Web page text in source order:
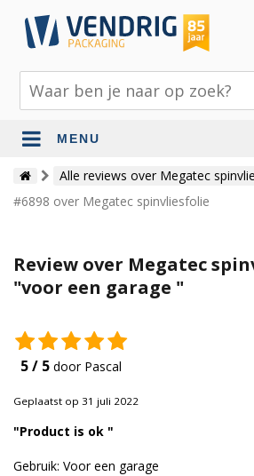
MENU
Beschermingsmateriaal
Bouw- en tuinmaterialen
Jute en lopers
Tape en stickers
Alle reviews over Megatec
#6898 over Megatec spinvliesfolie
Review over Megatec
"voor een garage "
5 / 5 door Pascal
Geplaatst op 31 juli 2022
"Product is ok "
Gebruik: Voor een garage